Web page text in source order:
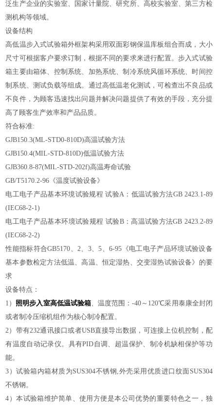
泛生产企业的实验室、国家计量院、研究所、高校实验室、第三方检
测机构等领域。
设备结构
高低温步入式试验箱外框架构采用双面彩钢保温库板组合而成，大小
尺寸可根据客户要求订制，根据不同的要求来进行配置。步入式试验
箱主要由箱体、控制系统、加热系统、制冷系统风循环系统、时间控
制系统、测试负载等组成。通过高低温老化测试，可检查出不良品或
不良件，为顾客迅速找出问题并解决问题提供了有效的手段，充分提
高了顾客生产效率和产品品质。
符合标准:
GJB150.3(ML-STD0-810D)高温试验方法
GJB150.4(MIL-STD-810D)低温试验方法
GJB360.8-87(MIL-STD-202f)高温寿命试验
GB/T5170.2-96《温度试验设备》
电工电子产品基本环境试验规程 试验A：低温试验方法GB 2423.1-89
(IEC68-2-1)
电工电子产品基本环境试验规程 试验B：高温试验方法GB 2423.2-89
(IEC68-2-2)
性能指标符合GB5170、2、3、5、6-95《电工电子产品环境试验设备
基本参数检定方法低温、高温、恒定湿热、交变湿热试验设备》的要
求
设备特点：
1） 照明步入室高低温试验箱、温度范围：-40～120℃采用泰康全封闭
或者制冷压缩机组作为核心制冷配置。
2）带有232通讯接口或者USB直接导出数据，可连接上位机控制，配
有温度自动记录仪。具有PID自调、超温保护、制冷机缺相保护等功
能。
3）试验箱内箱材质为SUS304不锈钢,外壳采用优质进口纹面SUS304
不锈钢。
4）本试验箱维护简单、使用方便是本公司优势的重要特色之一，独